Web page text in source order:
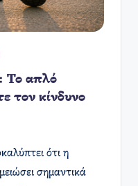
Το απλό
τον κίνδυνο
ότι η
σημαντικά